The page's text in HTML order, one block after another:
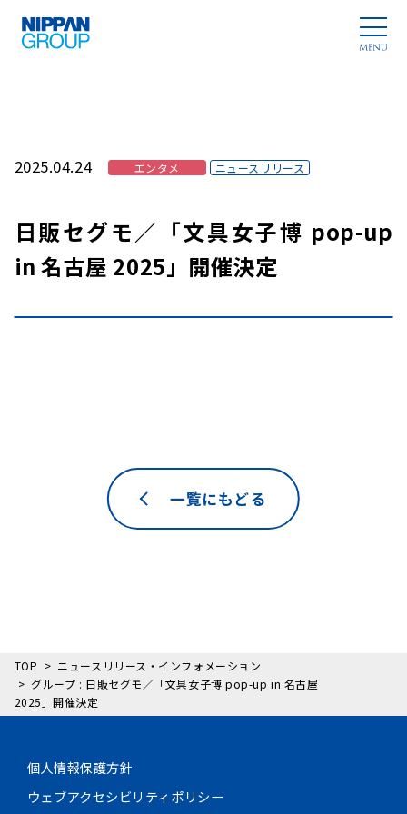
2025.04.24 エンタメ ニュースリリース
日販セグモ／「文具女子博 pop-up
in 名古屋 2025」開催決定
一覧にもどる
TOP
ニュースリリース・インフォメーション
グループ : 日販セグモ／「文具女子博 pop-up in 名古屋
2025」開催決定
個人情報保護方針
ウェブアクセシビリティポリシー